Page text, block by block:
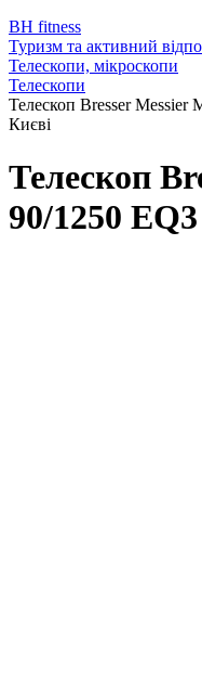
BH fitness
Туризм та активний
Телескопи, мікроскопи
Телескопи
Телескоп Bresser Messier
Києві
Телескоп
90/1250